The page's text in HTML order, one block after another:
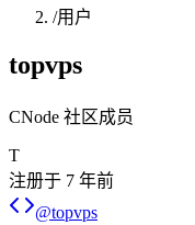
/用户
topvps
CNode 社区成员
T
注册于 7 年前
@topvps